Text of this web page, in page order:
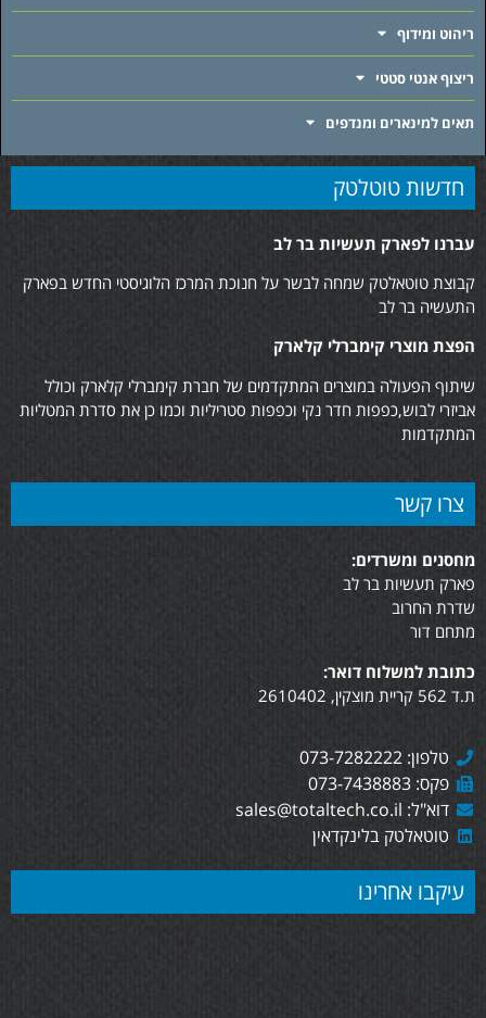
ריהוט ומידוף
ריצוף אנטי סטטי
תאים למינארים ומנדפים
חדשות טוטלטק
עברנו לפארק תעשיות בר לב
קבוצת טוטאלטק שמחה לבשר על חנוכת המרכז הלוגיסטי החדש בפארק
התעשיה בר לב
הפצת מוצרי קימברלי קלארק
שיתוף הפעולה במוצרים המתקדמים של חברת קימברלי קלארק וכולל
אביזרי לבוש,כפפות חדר נקי וכפפות סטריליות וכמו כן את סדרת המטליות
המתקדמות
צרו קשר
מחסנים ומשרדים:
פארק תעשיות בר לב
שדרת החרוב
מתחם דור
כתובת למשלוח דואר:
ת.ד 562 קריית מוצקין, 2610402
טלפון: 073-7282222
פקס: 073-7438883
דוא"ל: sales@totaltech.co.il
טוטאלטק בלינקדאין
עיקבו אחרינו